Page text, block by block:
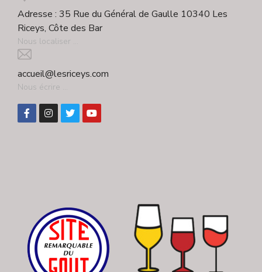
Adresse : 35 Rue du Général de Gaulle 10340 Les
Riceys, Côte des Bar
Nous localiser ...
accueil@lesriceys.com
Nous écrire ...